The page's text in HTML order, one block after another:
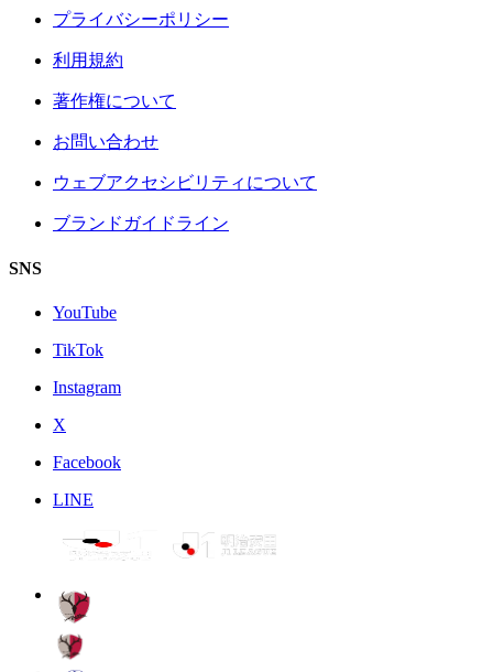
プライバシーポリシー
利用規約
著作権について
お問い合わせ
ウェブアクセシビリティについて
ブランドガイドライン
SNS
YouTube
TikTok
Instagram
X
Facebook
LINE